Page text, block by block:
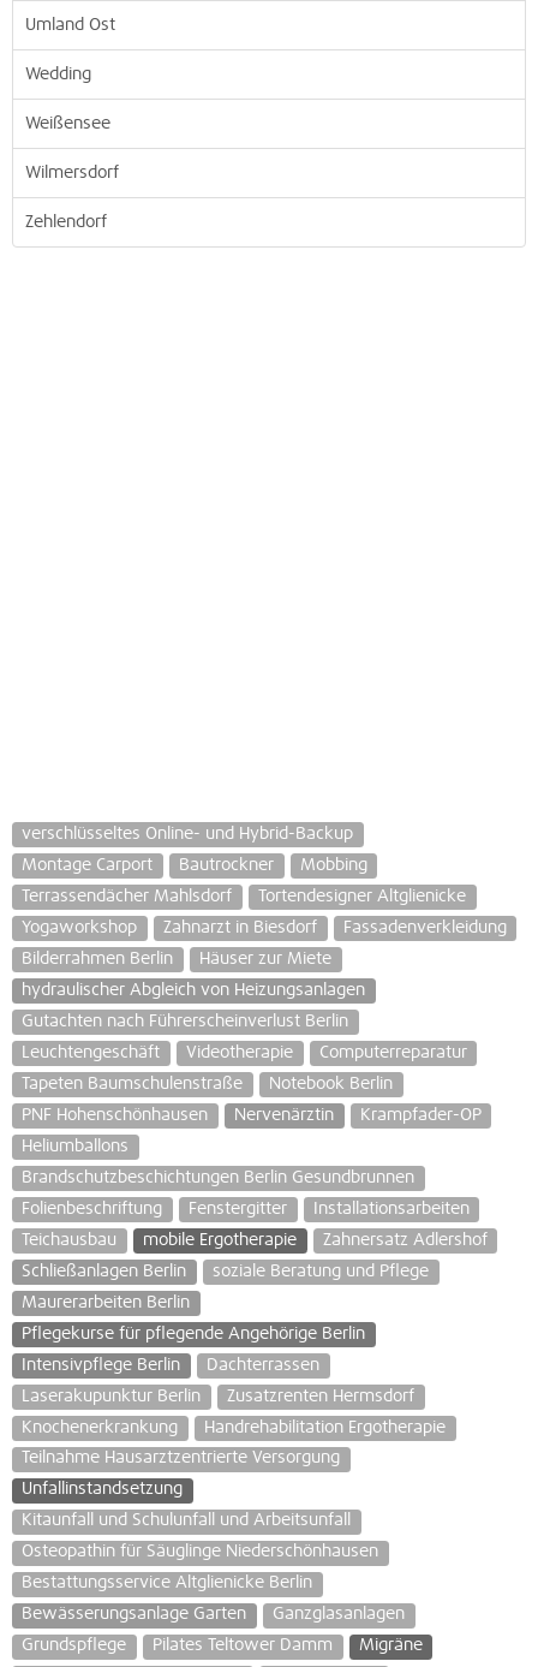
Umland Ost
Wedding
Weißensee
Wilmersdorf
Zehlendorf
verschlüsseltes Online- und Hybrid-Backup
Montage Carport
Bautrockner
Mobbing
Terrassendächer Mahlsdorf
Tortendesigner Altglienicke
Yogaworkshop
Zahnarzt in Biesdorf
Fassadenverkleidung
Bilderrahmen Berlin
Häuser zur Miete
hydraulischer Abgleich von Heizungsanlagen
Gutachten nach Führerscheinverlust Berlin
Leuchtengeschäft
Videotherapie
Computerreparatur
Tapeten Baumschulenstraße
Notebook Berlin
PNF Hohenschönhausen
Nervenärztin
Krampfader-OP
Heliumballons
Brandschutzbeschichtungen Berlin Gesundbrunnen
Folienbeschriftung
Fenstergitter
Installationsarbeiten
Teichausbau
mobile Ergotherapie
Zahnersatz Adlershof
Schließanlagen Berlin
soziale Beratung und Pflege
Maurerarbeiten Berlin
Pflegekurse für pflegende Angehörige Berlin
Intensivpflege Berlin
Dachterrassen
Laserakupunktur Berlin
Zusatzrenten Hermsdorf
Knochenerkrankung
Handrehabilitation Ergotherapie
Teilnahme Hausarztzentrierte Versorgung
Unfallinstandsetzung
Kitaunfall und Schulunfall und Arbeitsunfall
Osteopathin für Säuglinge Niederschönhausen
Bestattungsservice Altglienicke Berlin
Bewässerungsanlage Garten
Ganzglasanlagen
Grundspflege
Pilates Teltower Damm
Migräne